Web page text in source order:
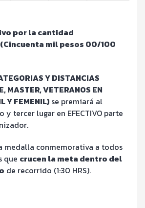
por la cantidad
mil pesos 00/100
Y DISTANCIAS
MASTER, VETERANOS EN
Y FEMENIL) se premiará al
y tercer lugar en EFECTIVO parte
medalla conmemorativa a todos
que crucen la meta dentro del
de recorrido (1:30 HRS).